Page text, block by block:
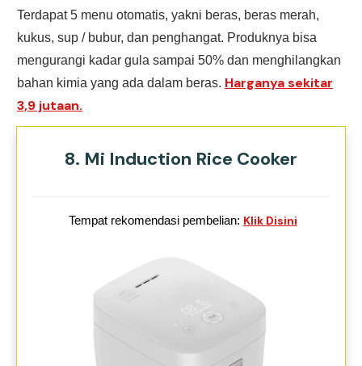
Terdapat 5 menu otomatis, yakni beras, beras merah,
kukus, sup / bubur, dan penghangat. Produknya bisa
mengurangi kadar gula sampai 50% dan menghilangkan
bahan kimia yang ada dalam beras. Harganya sekitar
3,9 jutaan.
8. Mi Induction Rice Cooker
Tempat rekomendasi pembelian: Klik Disini